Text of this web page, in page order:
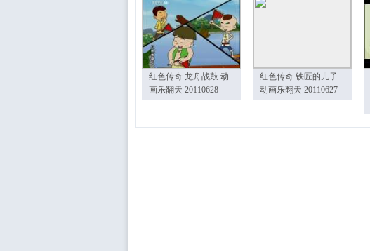
红色传奇 龙舟战鼓 动
画乐翻天 20110628
红色传奇 铁匠的儿子
动画乐翻天 20110627